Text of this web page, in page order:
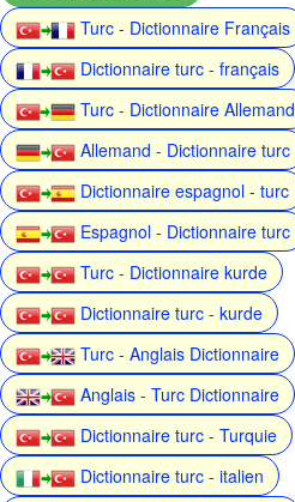
Turc - Dictionnaire Français
Dictionnaire turc - français
Turc - Dictionnaire Allemand
Allemand - Dictionnaire turc
Dictionnaire espagnol - turc
Espagnol - Dictionnaire turc
Turc - Dictionnaire kurde
Dictionnaire turc - kurde
Turc - Anglais Dictionnaire
Anglais - Turc Dictionnaire
Dictionnaire turc - Turquie
Dictionnaire turc - italien